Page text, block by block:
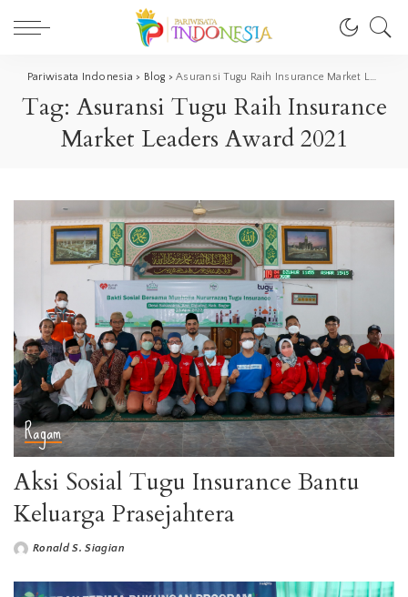
Pariwisata Indonesia > Blog >Asuransi Tugu Raih Insurance Market Leaders Award 2021
Tag: Asuransi Tugu Raih Insurance
Market Leaders Award 2021
Ragam
Aksi Sosial Tugu Insurance Bantu
Keluarga Prasejahtera
Ronald S. Siagian